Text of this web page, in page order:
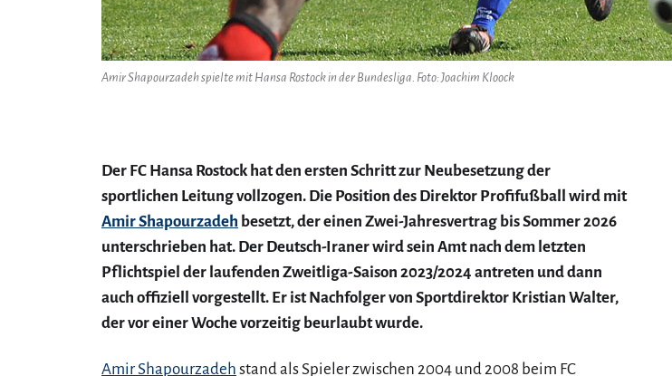
Amir Shapourzadeh spielte mit Hansa Rostock in der Bundesliga. Foto: Joachim Kloock
Der FC Hansa Rostock hat den ersten Schritt zur Neubesetzung der
sportlichen Leitung vollzogen. Die Position des Direktor Profifußball wird mit
Amir Shapourzadeh besetzt, der einen Zwei-Jahresvertrag bis Sommer 2026
unterschrieben hat. Der Deutsch-Iraner wird sein Amt nach dem letzten
Pflichtspiel der laufenden Zweitliga-Saison 2023/2024 antreten und dann
auch offiziell vorgestellt. Er ist Nachfolger von Sportdirektor Kristian Walter,
der vor einer Woche vorzeitig beurlaubt wurde.
Amir Shapourzadeh stand als Spieler zwischen 2004 und 2008 beim FC